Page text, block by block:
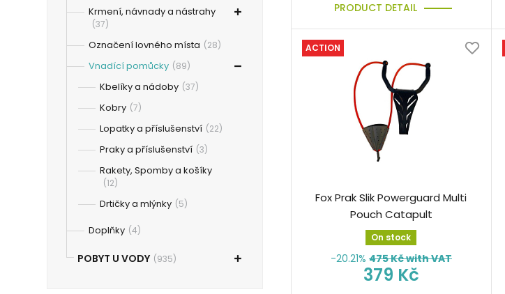
Krmení, návnady a nástrahy
(37)
Označení lovného místa (28)
Vnadící pomůcky (89)
Kbelíky a nádoby (37)
Kobry (7)
Lopatky a příslušenství (22)
Praky a příslušenství (3)
Rakety, Spomby a košíky
(12)
Drtičky a mlýnky (5)
Doplňky (4)
POBYT U VODY (935)
PRODUCT DETAIL
ACTION
Fox Prak Slik Powerguard Multi
Pouch Catapult
On stock
-20.21% 475Kč with VAT
379 Kč